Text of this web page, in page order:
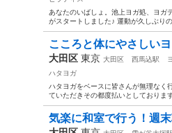
あなたのいばしょ。池上ヨガ処、ヨガ
がスタートしました♪ 運動が久しぶり
こころと体にやさしい
大田区 東京 大田区 西馬込駅
ハタヨガ
ハタヨガをベースに皆さんが無理なく
ていただきその都度払いとしておりま
気楽に和室で行う！週